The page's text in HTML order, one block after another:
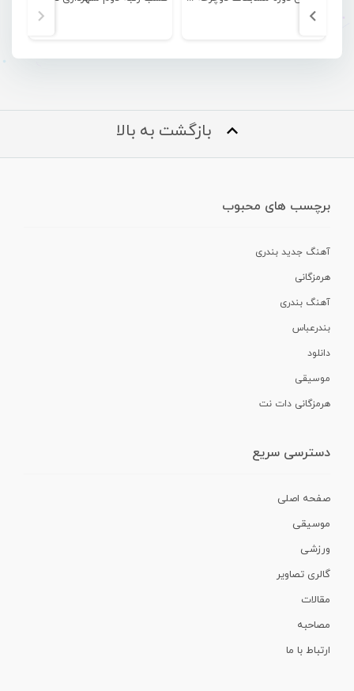
بازگشت به بالا
برچسب های محبوب
آهنگ جدید بندری
هرمزگانی
آهنگ بندری
بندرعباس
دانلود
موسیقی
هرمزگانی دات نت
دسترسی سریع
صفحه اصلی
موسیقی
ورزشی
گالری تصاویر
مقالات
مصاحبه
ارتباط با ما